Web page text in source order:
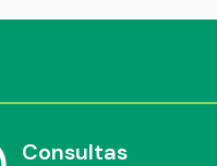
Consultas